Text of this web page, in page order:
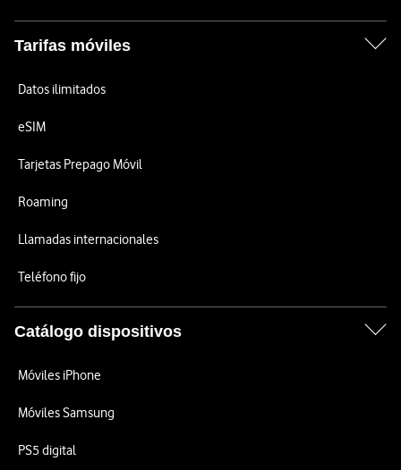
Tarifas móviles
Datos ilimitados
eSIM
Tarjetas Prepago Móvil
Roaming
Llamadas internacionales
Teléfono fijo
Catálogo dispositivos
Móviles iPhone
Móviles Samsung
PS5 digital